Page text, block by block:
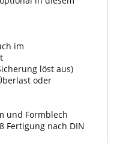
im
löst aus)
oder
und Formblech
Fertigung nach DIN